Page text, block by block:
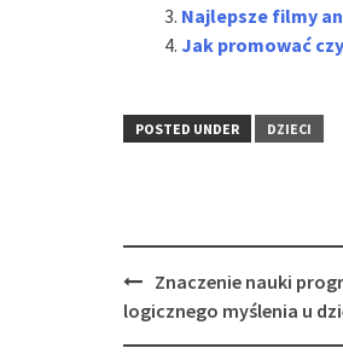
Najlepsze filmy
Jak promować
POSTED UNDER DZIECI
Post
navigation
Znaczenie nauki
logicznego myślenia u